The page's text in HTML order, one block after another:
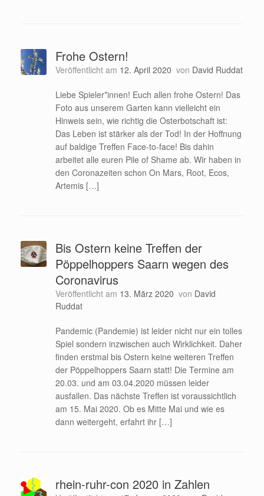
Frohe Ostern!
Veröffentlicht am 12. April 2020 von David Ruddat
Liebe Spieler*innen! Euch allen frohe Ostern! Das
Foto aus unserem Garten kann vielleicht ein
Hinweis sein, wie richtig die Osterbotschaft ist:
Das Leben ist stärker als der Tod! In der Hoffnung
auf baldige Treffen Face-to-face! Bis dahin
arbeitet alle euren Pile of Shame ab. Wir haben in
den Coronazeiten schon On Mars, Root, Ecos,
Artemis […]
Bis Ostern keine Treffen der
Pöppelhoppers Saarn wegen des
Coronavirus
Veröffentlicht am 13. März 2020 von David
Ruddat
Pandemic (Pandemie) ist leider nicht nur ein tolles
Spiel sondern inzwischen auch Wirklichkeit. Daher
finden erstmal bis Ostern keine weiteren Treffen
der Pöppelhoppers Saarn statt! Die Termine am
20.03. und am 03.04.2020 müssen leider
ausfallen. Das nächste Treffen ist voraussichtlich
am 15. Mai 2020. Ob es Mitte Mai und wie es
dann weitergeht, erfahrt ihr […]
rhein-ruhr-con 2020 in Zahlen